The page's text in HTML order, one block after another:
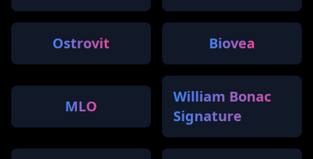
Ostrovit Biovea
MLO
William Bonac
Signature